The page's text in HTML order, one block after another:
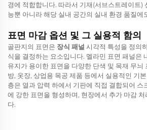
경에 적합합니다. 따라서 기재(서브스트레이트)
능뿐 아니라 해당 실내 공간의 실내 환경 품질에
표면 마감 옵션 및 그 실용적 함의
골판지의 표면은 장식 패널 시각적 특성을 정의
식을 결정하는 요소입니다. 멜라민 표면 패널은
유지가 용이한 표면을 다양한 단색 및 목재 무늬
방, 옷장, 상업용 목공 제품 등에서 실용적인 기
층은 열과 압력 하에서 기판에 직접 결합되어 스
에 강한 표면을 형성하며, 현장에서 추가 마감
다.